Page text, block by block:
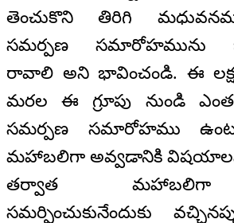
తెంచుకొని తిరిగి
సమర్పణ సమారోహమును
రావాలి అని భావించండి. ఈ
మరల ఈ గ్రూపు నుండి
సమర్పణ సమారోహము
మహాబలిగా అవ్వడానికి
తర్వాత మహాబలిగా
సమర్పించుకునేందుకు